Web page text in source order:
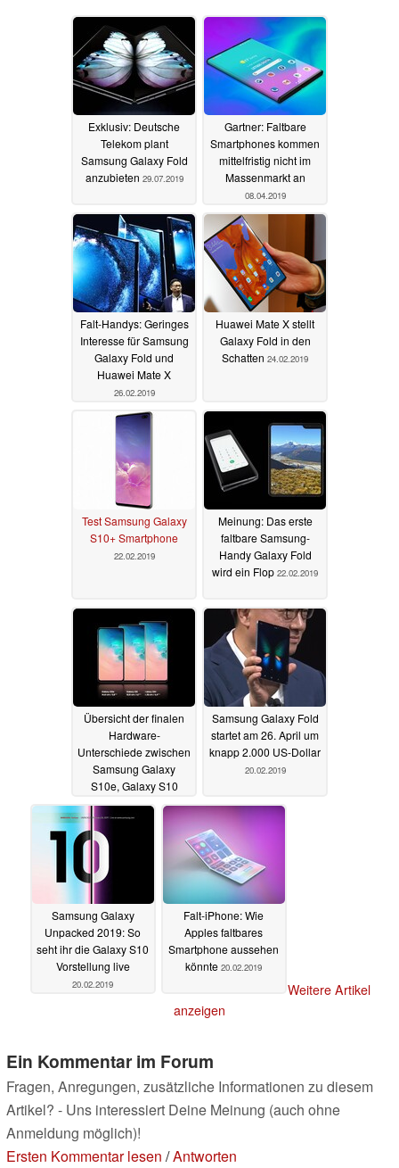
Exklusiv: Deutsche
Telekom plant
Samsung Galaxy Fold
anzubieten 29.07.2019
Gartner: Faltbare
Smartphones kommen
mittelfristig nicht im
Massenmarkt an
08.04.2019
Falt-Handys: Geringes
Interesse für Samsung
Galaxy Fold und
Huawei Mate X
26.02.2019
Huawei Mate X stellt
Galaxy Fold in den
Schatten 24.02.2019
Test Samsung Galaxy
S10+ Smartphone
22.02.2019
Meinung: Das erste
faltbare Samsung-
Handy Galaxy Fold
wird ein Flop 22.02.2019
Übersicht der finalen
Hardware-
Unterschiede zwischen
Samsung Galaxy
S10e, Galaxy S10
sowie Galaxy S10+
(Promo-Videos)
Samsung Galaxy Fold
startet am 26. April um
knapp 2.000 US-Dollar
20.02.2019
Samsung Galaxy
Unpacked 2019: So
seht ihr die Galaxy S10
Vorstellung live
20.02.2019
Falt-iPhone: Wie
Apples faltbares
Smartphone aussehen
könnte 20.02.2019
Weitere Artikel
anzeigen
Ein Kommentar im Forum
Fragen, Anregungen, zusätzliche Informationen zu diesem
Artikel? - Uns interessiert Deine Meinung (auch ohne
Anmeldung möglich)!
Ersten Kommentar lesen /Antworten